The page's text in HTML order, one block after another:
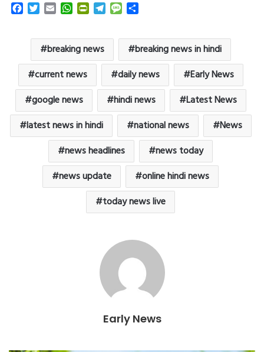
o
k
T
t
t
e
r
i
l
W
t
s
A
p
p
P
n
t
F
i
n
d
l
y
T
e
r
m
M
s
g
e
r
e
breaking news
breaking news in hindi
current news
daily news
Early News
google news
hindi news
Latest News
latest news in hindi
national news
News
news headlines
news today
news update
online hindi news
today news live
Early News